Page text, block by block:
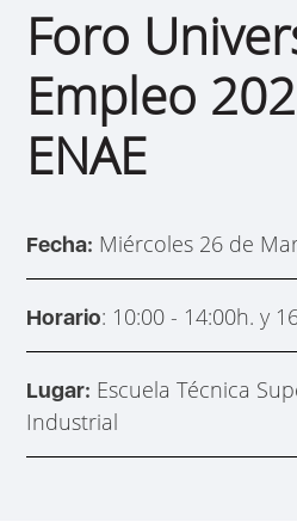
Foro
Empleo
ENAE
Fecha: Miércoles 26 de
Horario: 10:00 - 14:00h. y
Lugar: Escuela Técnica
Industrial